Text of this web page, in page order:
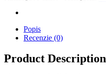
Popis
Recenzie (0)
Product Description